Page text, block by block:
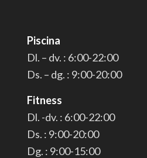
Piscina
Dl. – dv. : 6:00-22:00
Ds. – dg. : 9:00-20:00
Fitness
Dl. -dv. : 6:00-22:00
Ds. : 9:00-20:00
Dg. : 9:00-15:00